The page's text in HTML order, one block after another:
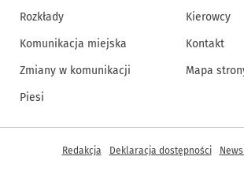
Rozkłady
Komunikacja miejska
Zmiany w komunikacji
Piesi
Kierowcy
Kontakt
Mapa
Inne informacje
Redakcja Deklaracja dostępności